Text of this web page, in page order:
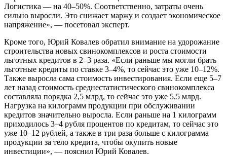
Логистика — на 40–50%. Соответственно, затраты очень
сильно выросли. Это снижает маржу и создает экономическое
напряжение», — посетовал эксперт.
Кроме того, Юрий Ковалев обратил внимание на удорожание
строительства новых свинокомплексов и роста стоимости
льготных кредитов в 2–3 раза. «Если раньше мы могли брать
льготные кредиты по ставке 3–4%, то сейчас это уже 10–12%.
Также выросла сама стоимость инвестирования. Если еще 5–7
лет назад стоимость среднестатистического свинокомплекса
составляла порядка 2,5 млрд, то сейчас это уже 5,5 млрд.
Нагрузка на килограмм продукции при обслуживании
кредитов значительно выросла. Если раньше на 1 килограмм
приходилось 3–4 рубля процентов по кредитам, то сейчас это
уже 10–12 рублей, а также в три раза больше с килограмма
продукции за тело кредита, чтобы окупить новые
инвестиции», — пояснил Юрий Ковалев.